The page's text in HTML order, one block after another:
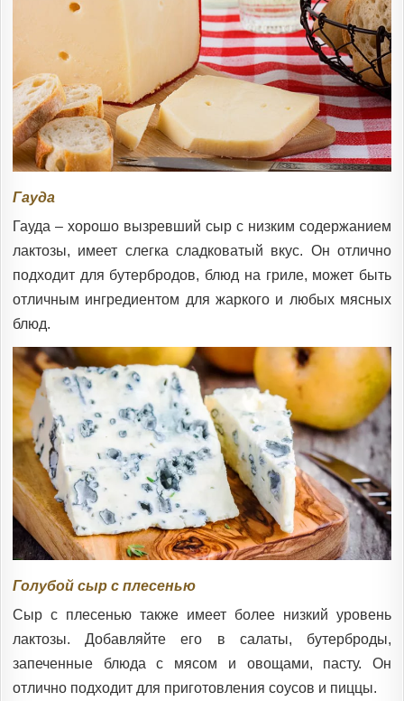
Гауда
Гауда – хорошо вызревший сыр с низким содержанием
лактозы, имеет слегка сладковатый вкус. Он отлично
подходит для бутербродов, блюд на гриле, может быть
отличным ингредиентом для жаркого и любых мясных
блюд.
Голубой сыр с плесенью
Сыр с плесенью также имеет более низкий уровень
лактозы. Добавляйте его в салаты, бутерброды,
запеченные блюда с мясом и овощами, пасту. Он
отлично подходит для приготовления соусов и пиццы.